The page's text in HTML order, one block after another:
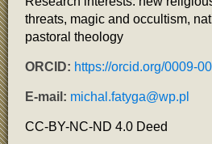
threats, magic and occultism,
pastoral theology
ORCID: https://orcid.org/0009-
E-mail: michal.fatyga@wp.pl
CC-BY-NC-ND 4.0 Deed